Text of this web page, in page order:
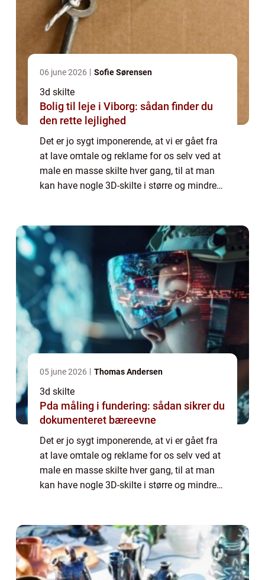
06 june 2026 Sofie Sørensen
3d skilte
Bolig til leje i Viborg: sådan finder du
den rette lejlighed
Det er jo sygt imponerende, at vi er gået fra
at lave omtale og reklame for os selv ved at
male en masse skilte hver gang, til at man
kan have nogle 3D-skilte i større og mindre
05 june 2026 Thomas Andersen
3d skilte
Pda måling i fundering: sådan sikrer du
dokumenteret bæreevne
Det er jo sygt imponerende, at vi er gået fra
at lave omtale og reklame for os selv ved at
male en masse skilte hver gang, til at man
kan have nogle 3D-skilte i større og mindre